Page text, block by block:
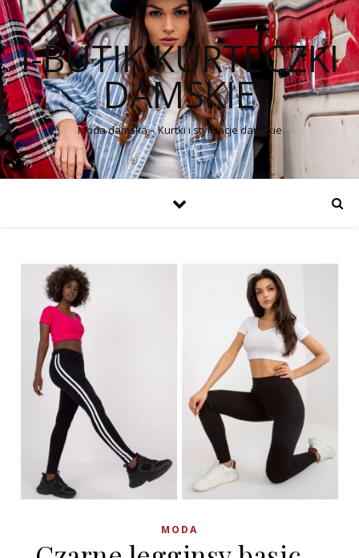
I-BUTIK KURTECZKI
DAMSKIE
Moda damska – Kurtki i stylizacje damskie
MODA